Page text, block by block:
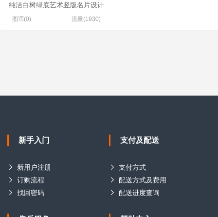
纯洁白树绿底艺术竖版名片设计
图币(0) 流量(1930)
新手入门
新用户注册
订购流程
找回密码
支付及配送
支付方式
配送方式及费用
配送进度查询